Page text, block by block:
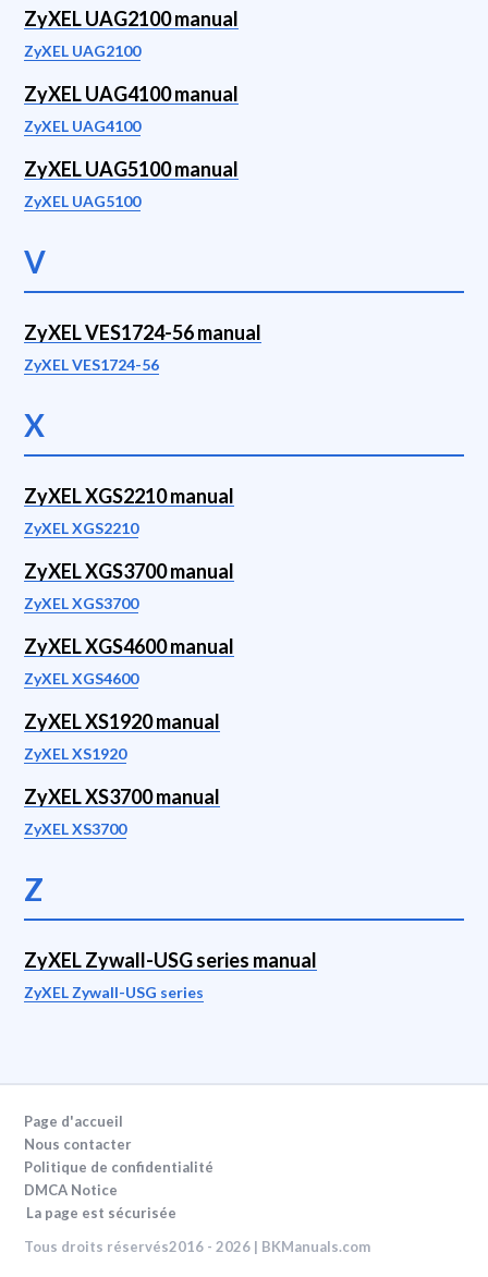
ZyXEL UAG2100 manual
ZyXEL UAG2100
ZyXEL UAG4100 manual
ZyXEL UAG4100
ZyXEL UAG5100 manual
ZyXEL UAG5100
V
ZyXEL VES1724-56 manual
ZyXEL VES1724-56
X
ZyXEL XGS2210 manual
ZyXEL XGS2210
ZyXEL XGS3700 manual
ZyXEL XGS3700
ZyXEL XGS4600 manual
ZyXEL XGS4600
ZyXEL XS1920 manual
ZyXEL XS1920
ZyXEL XS3700 manual
ZyXEL XS3700
Z
ZyXEL Zywall-USG series manual
ZyXEL Zywall-USG series
Page d'accueil
Nous contacter
Politique de confidentialité
DMCA Notice
La page est sécurisée
Tous droits réservés2016 - 2026 | BKManuals.com